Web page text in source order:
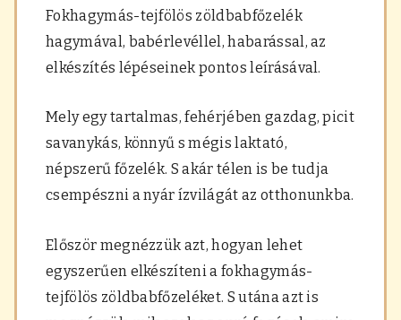
Fokhagymás-tejfölös zöldbabfőzelék
hagymával, babérlevéllel, habarással, az
elkészítés lépéseinek pontos leírásával.
Mely egy tartalmas, fehérjében gazdag, picit
savanykás, könnyű s mégis laktató,
népszerű főzelék. S akár télen is be tudja
csempészni a nyár ízvilágát az otthonunkba.
Először megnézzük azt, hogyan lehet
egyszerűen elkészíteni a fokhagymás-
tejfölös zöldbabfőzeléket. S utána azt is